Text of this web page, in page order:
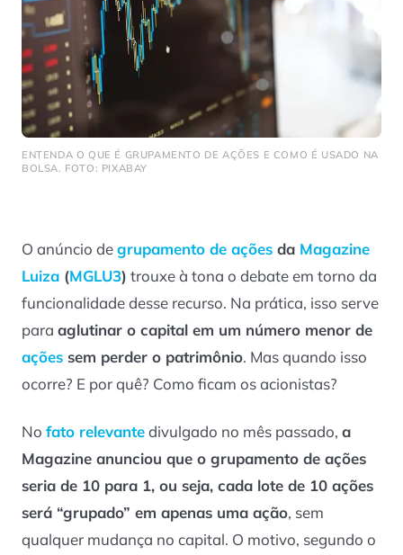
ENTENDA O QUE É GRUPAMENTO DE AÇÕES E COMO É USADO NA
BOLSA. FOTO: PIXABAY
O anúncio degrupamento de ações da Magazine
Luiza (MGLU3) trouxe à tona o debate em torno da
funcionalidade desse recurso. Na prática, isso serve
para aglutinar o capital em um número menor de
ações sem perder o patrimônio. Mas quando isso
ocorre? E por quê? Como ficam os acionistas?
No fato relevantedivulgado no mês passado, a
Magazine anunciou que o grupamento de ações
seria de 10 para 1, ou seja, cada lote de 10 ações
será “grupado” em apenas uma ação, sem
qualquer mudança no capital. O motivo, segundo o